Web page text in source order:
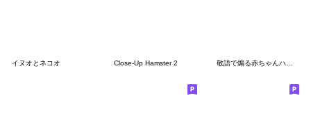
イヌオとネコオ Close-Up Hamster 2 敬語で煽る赤ちゃんハムスター